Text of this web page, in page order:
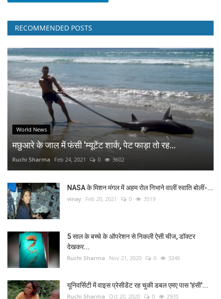
RECOMMENDED POSTS
World News
मछुआरे के जाल में फंसी 'म्यूटेंट शार्क, पेट फाड़ा तो रह...
Ruchi Sharma Feb 24, 2021 0 3602
NASA के मिशन मंगल में अहम रोल निभाने वालीं स्वाति बोलीं-...
vinay Feb 20, 2021 0 3519
5 साल के बच्चे के ऑपरेशन से निकली ऐसी चीज, डॉक्टर
देखकर...
Ruchi Sharma Nov 21, 2020 0 3246
यूनिवर्सिटी में वाइस प्रेसीडेंट रह चुकी डबल एमए पास 'हंसी'...
Ruchi Sharma Oct 20, 2020 0 2935